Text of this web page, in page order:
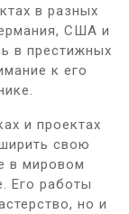
в разных
США и
в престижных
к его
и проектах
свою
в мировом
Его работы
но и